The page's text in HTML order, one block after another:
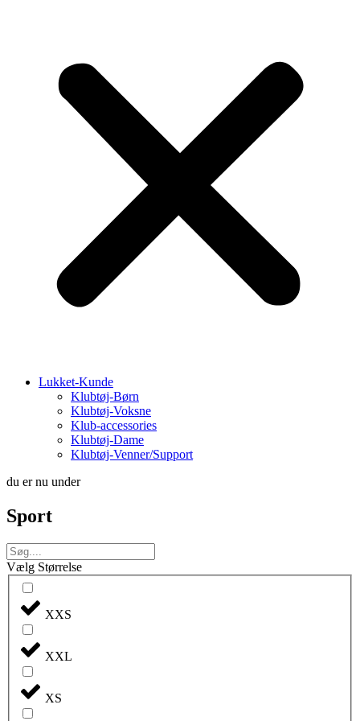
Lukket-Kunde
Klubtøj-Børn
Klubtøj-Voksne
Klub-accessories
Klubtøj-Dame
Klubtøj-Venner/Support
du er nu under
Sport
Vælg Størrelse
XXS
XXL
XS